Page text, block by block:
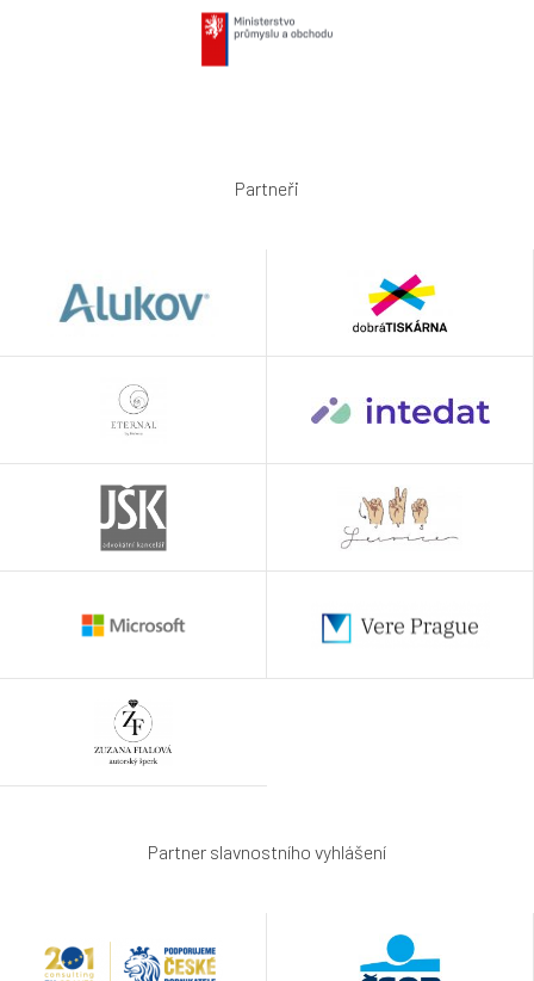
Partneři
Partner slavnostního vyhlášení